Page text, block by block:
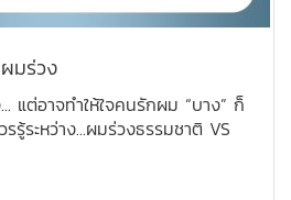
มร่วง
แต่อาจทำให้ใจคนรักผม “บาง” ก็
ระหว่าง...ผมร่วงธรรมชาติ VS